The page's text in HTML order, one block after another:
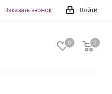
Войти
Заказать звонок
0 0
0